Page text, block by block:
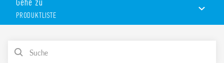
die universelle Montageposition ermöglicht die Auswahl eines
beliebigen Überwachungsbereichs, mit großem
Anthrazitgrau (18.81.8.230.0002).
PRODUKTLISTE
PRODUKTLISTE